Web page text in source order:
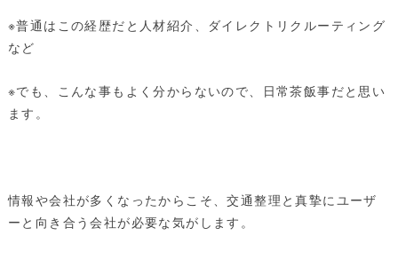
※普通はこの経歴だと人材紹介、ダイレクトリクルーティング
など
※でも、こんな事もよく分からないので、日常茶飯事だと思い
ます。
情報や会社が多くなったからこそ、交通整理と真摯にユーザ
ーと向き合う会社が必要な気がします。